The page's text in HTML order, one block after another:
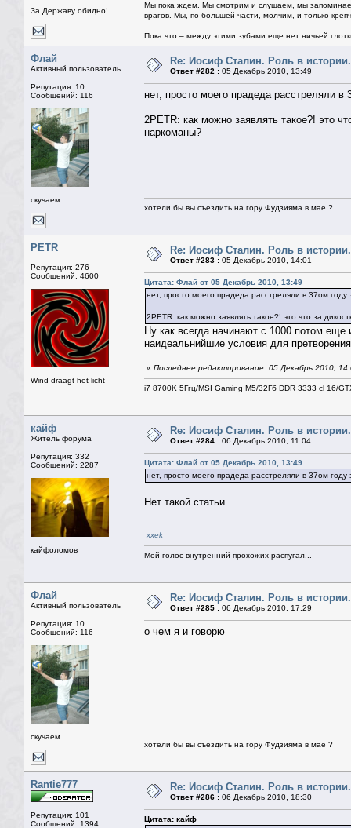
За Державу обидно!
Мы пока ждем. Мы смотрим и слушаем, мы
врагов. Мы, по большей части, молчим, и только
Пока что – между этими зубами еще нет ничьей
Флай
Активный пользователь
Репутация: 10
Сообщений: 116
скучаем
Re: Иосиф Сталин. Роль в истории.
Ответ #282 : 05 Декабрь 2010, 13:49
нет, просто моего прадеда расстреляли в
2PETR: как можно заявлять такое?! это
наркоманы?
хотели бы вы съездить на гору Фудзияма в мае ?
PETR
Репутация: 276
Сообщений: 4600
Wind draagt het licht
Re: Иосиф Сталин. Роль в истории.
Ответ #283 : 05 Декабрь 2010, 14:01
Цитата: Флай от 05 Декабрь 2010, 13:49
нет, просто моего прадеда расстреляли в 37ом году
2PETR: как можно заявлять такое?! это что за
Ну как всегда начинают с 1000 потом еще
наидеальнийшие условия для
« Последнее редактирование: 05 Декабрь 2010,
i7 8700K 5Ггц/MSI Gaming M5/32Гб DDR 3333 cl 16/
кайф
Житель форума
Репутация: 332
Сообщений: 2287
кайфоломов
Re: Иосиф Сталин. Роль в истории.
Ответ #284 : 06 Декабрь 2010, 11:04
Цитата: Флай от 05 Декабрь 2010, 13:49
нет, просто моего прадеда расстреляли в 37ом году
Нет такой статьи.
xxek
Мой голос внутренний прохожих распугал...
Флай
Активный пользователь
Репутация: 10
Сообщений: 116
скучаем
Re: Иосиф Сталин. Роль в истории.
Ответ #285 : 06 Декабрь 2010, 17:29
о чем я и говорю
хотели бы вы съездить на гору Фудзияма в мае ?
Rantie777
Репутация: 101
Сообщений: 1394
Re: Иосиф Сталин. Роль в истории.
Ответ #286 : 06 Декабрь 2010, 18:30
Цитата: кайф